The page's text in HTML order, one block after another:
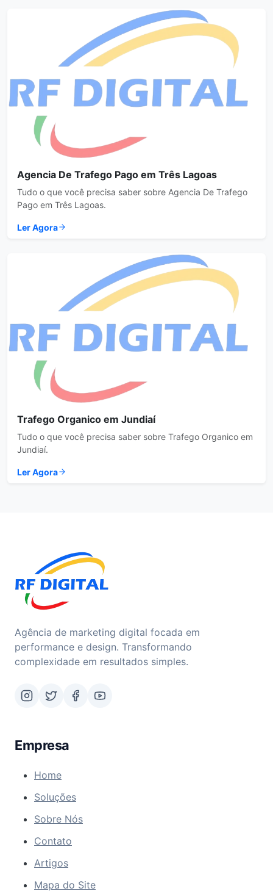
Agencia De Trafego Pago em Três Lagoas
Tudo o que você precisa saber sobre Agencia De Trafego
Pago em Três Lagoas.
Ler Agora
Trafego Organico em Jundiaí
Tudo o que você precisa saber sobre Trafego Organico em
Jundiaí.
Ler Agora
Agência de marketing digital focada em
performance e design. Transformando
complexidade em resultados simples.
Empresa
Home
Soluções
Sobre Nós
Contato
Artigos
Mapa do Site